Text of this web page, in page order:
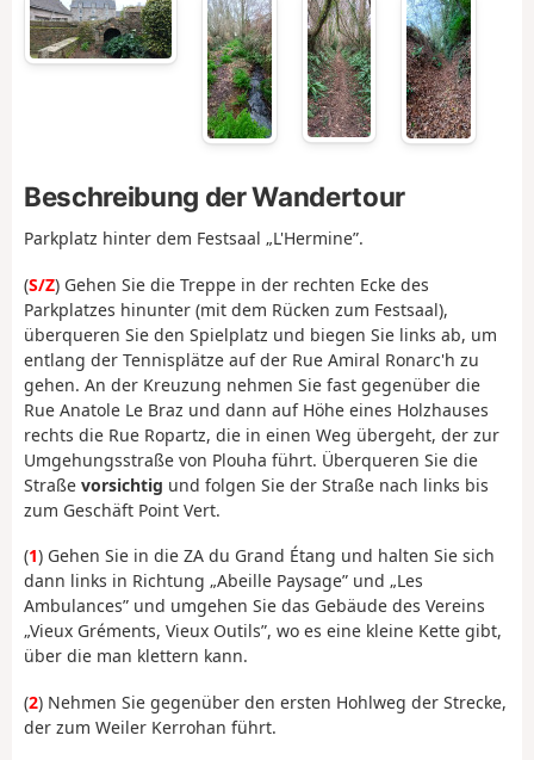
Beschreibung der Wandertour
Parkplatz hinter dem Festsaal „L'Hermine”.
(S/Z) Gehen Sie die Treppe in der rechten Ecke des
Parkplatzes hinunter (mit dem Rücken zum Festsaal),
überqueren Sie den Spielplatz und biegen Sie links ab, um
entlang der Tennisplätze auf der Rue Amiral Ronarc'h zu
gehen. An der Kreuzung nehmen Sie fast gegenüber die
Rue Anatole Le Braz und dann auf Höhe eines Holzhauses
rechts die Rue Ropartz, die in einen Weg übergeht, der zur
Umgehungsstraße von Plouha führt. Überqueren Sie die
Straße vorsichtig und folgen Sie der Straße nach links bis
zum Geschäft Point Vert.
(1) Gehen Sie in die ZA du Grand Étang und halten Sie sich
dann links in Richtung „Abeille Paysage” und „Les
Ambulances” und umgehen Sie das Gebäude des Vereins
„Vieux Gréments, Vieux Outils”, wo es eine kleine Kette gibt,
über die man klettern kann.
(2) Nehmen Sie gegenüber den ersten Hohlweg der Strecke,
der zum Weiler Kerrohan führt.